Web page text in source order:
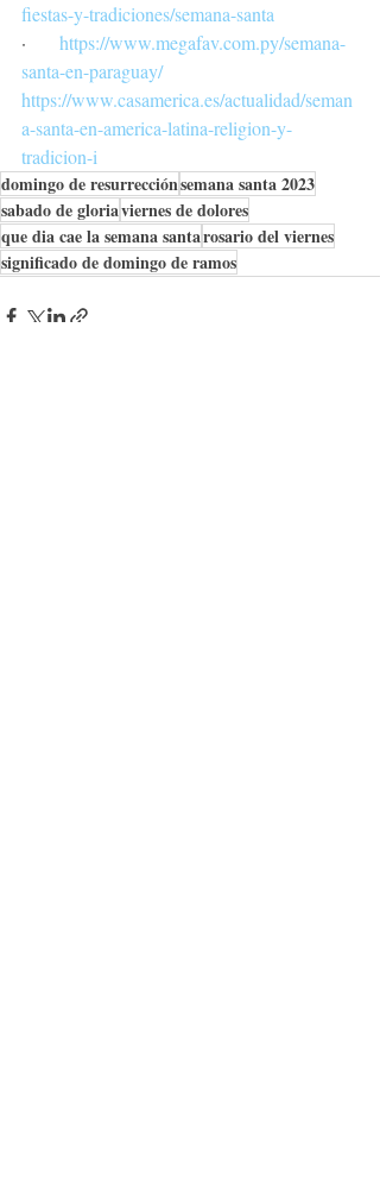
fiestas-y-tradiciones/semana-santa
· https://www.megafav.com.py/semana-
santa-en-paraguay/
https://www.casamerica.es/actualidad/seman
a-santa-en-america-latina-religion-y-
tradicion-i
domingo de resurrecciónsemana santa 2023
sabado de gloriaviernes de dolores
que dia cae la semana santarosario del viernes
significado de domingo de ramos